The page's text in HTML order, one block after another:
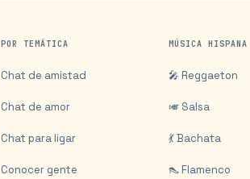
POR TEMÁTICA
Chat de amistad
Chat de amor
Chat para ligar
Conocer gente
MÚSICA HISPANA
🎤 Reggaeton
🎺 Salsa
💃 Bachata
👠 Flamenco